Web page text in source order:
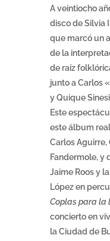
A veintiocho
disco de Silvia
que marcó un
de la
de raíz
junto a Carlos
y Quique
Este
este álbum
Carlos Aguirre,
Fandermole, y
Jaime Roos y
López en
Coplas para la
concierto en
la Ciudad de